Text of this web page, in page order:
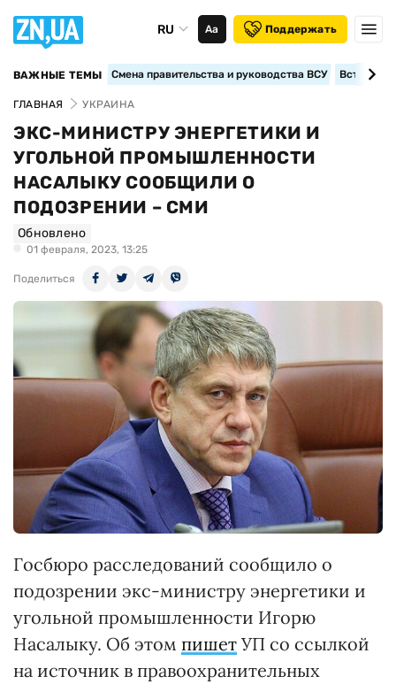
RU Аа Поддержать
ВАЖНЫЕ ТЕМЫ Смена правительства и руководства ВСУ
ГЛАВНАЯ УКРАИНА
ЭКС-МИНИСТРУ ЭНЕРГЕТИКИ И
УГОЛЬНОЙ ПРОМЫШЛЕННОСТИ
НАСАЛЫКУ СООБЩИЛИ О
ПОДОЗРЕНИИ – СМИ
Обновлено
01 февраля, 2023, 13:25
Поделиться
Госбюро расследований сообщило о
подозрении экс-министру энергетики и
угольной промышленности Игорю
Насалыку. Об этом пишет УП со ссылкой
на источник в правоохранительных